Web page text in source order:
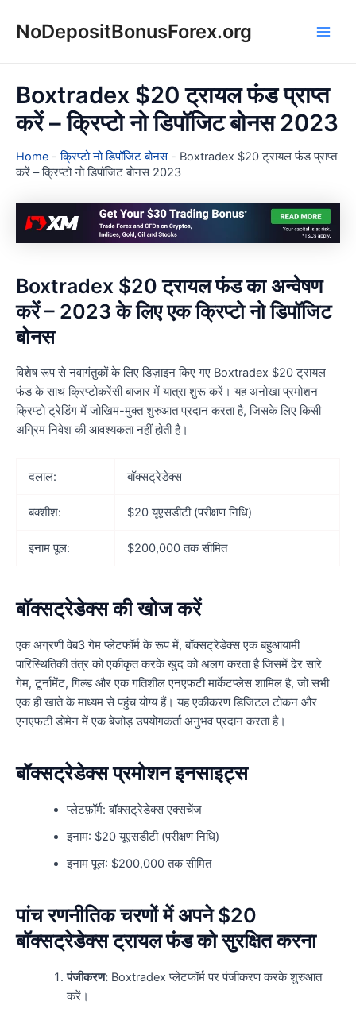
NoDepositBonusForex.org
Boxtradex $20 ट्रायल फंड प्राप्त
करें – क्रिप्टो नो डिपॉजिट बोनस 2023
Home -क्रिप्टो नो डिपॉजिट बोनस- Boxtradex $20 ट्रायल फंड प्राप्त
करें – क्रिप्टो नो डिपॉजिट बोनस 2023
Boxtradex $20 ट्रायल फंड का अन्वेषण
करें – 2023 के लिए एक क्रिप्टो नो डिपॉजिट
बोनस
विशेष रूप से नवागंतुकों के लिए डिज़ाइन किए गए Boxtradex $20 ट्रायल
फंड के साथ क्रिप्टोकरेंसी बाज़ार में यात्रा शुरू करें। यह अनोखा प्रमोशन
क्रिप्टो ट्रेडिंग में जोखिम-मुक्त शुरुआत प्रदान करता है, जिसके लिए किसी
अग्रिम निवेश की आवश्यकता नहीं होती है।
दलाल: बॉक्सट्रेडेक्स
बक्शीश: $20 यूएसडीटी (परीक्षण निधि)
इनाम पूल: $200,000 तक सीमित
बॉक्सट्रेडेक्स की खोज करें
एक अग्रणी वेब3 गेम प्लेटफॉर्म के रूप में, बॉक्सट्रेडेक्स एक बहुआयामी
पारिस्थितिकी तंत्र को एकीकृत करके खुद को अलग करता है जिसमें ढेर सारे
गेम, टूर्नामेंट, गिल्ड और एक गतिशील एनएफटी मार्केटप्लेस शामिल है, जो सभी
एक ही खाते के माध्यम से पहुंच योग्य हैं। यह एकीकरण डिजिटल टोकन और
एनएफटी डोमेन में एक बेजोड़ उपयोगकर्ता अनुभव प्रदान करता है।
बॉक्सट्रेडेक्स प्रमोशन इनसाइट्स
प्लेटफ़ॉर्म: बॉक्सट्रेडेक्स एक्सचेंज
इनाम: $20 यूएसडीटी (परीक्षण निधि)
इनाम पूल: $200,000 तक सीमित
पांच रणनीतिक चरणों में अपने $20
बॉक्सट्रेडेक्स ट्रायल फंड को सुरक्षित करना
पंजीकरण:Boxtradex प्लेटफॉर्म पर पंजीकरण करके शुरुआत
करें।